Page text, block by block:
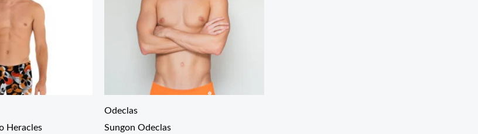
Heracles
Odeclas
Sungon Odeclas